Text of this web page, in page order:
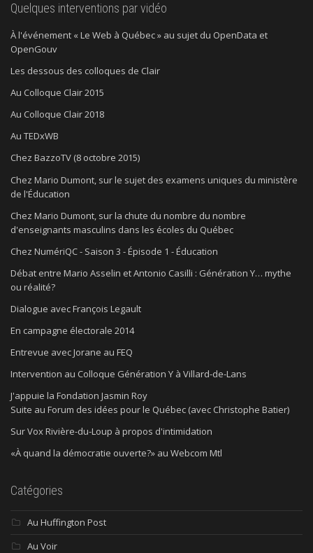
Quelques interventions par vidéo
À l'événement « Le Web à Québec » au sujet du OpenData et
OpenGouv
Les dessous des colloques de Clair
Au Colloque Clair 2015
Au Colloque Clair 2018
Au TEDxWB
Chez BazzoTV (8 octobre 2015)
Chez Mario Dumont, sur le sujet des examens uniques du ministère
de l'Éducation
Chez Mario Dumont, sur la chute du nombre du nombre
d'enseignants masculins dans les écoles du Québec
Chez NumériQC - Saison 3 - Épisode 1 - Éducation
Débat entre Mario Asselin et Antonio Casilli : Génération Y… mythe
ou réalité?
Dialogue avec François Legault
En campagne électorale 2014
Entrevue avec Jorane au FEQ
Intervention au Colloque Génération Y à Villard-de-Lans
J'appuie la Fondation Jasmin Roy
Suite au Forum des idées pour le Québec (avec Christophe Batier)
Sur Vox Rivière-du-Loup à propos d'intimidation
«À quand la démocratie ouverte?» au Webcom Mtl
Catégories
Au Huffington Post
Au Voir